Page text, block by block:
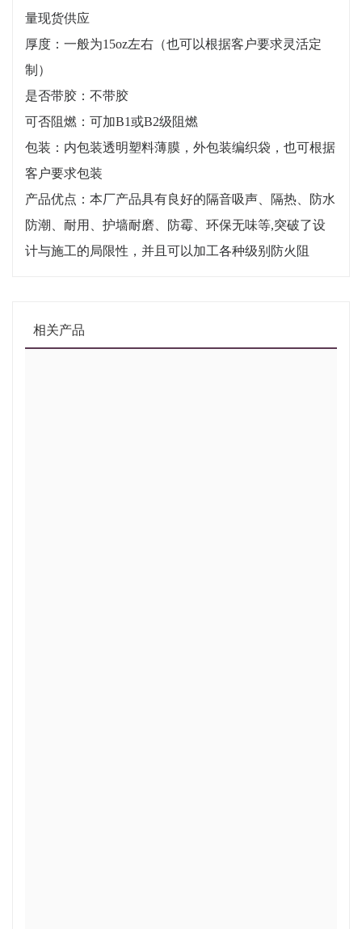
量现货供应
厚度：一般为15oz左右（也可以根据客户要求灵活定
制）
是否带胶：不带胶
可否阻燃：可加B1或B2级阻燃
包装：内包装透明塑料薄膜，外包装编织袋，也可根据
客户要求包装
产品优点：本厂产品具有良好的隔音吸声、隔热、防水
防潮、耐用、护墙耐磨、防霉、环保无味等,突破了设
计与施工的局限性，并且可以加工各种级别防火阻
相关产品